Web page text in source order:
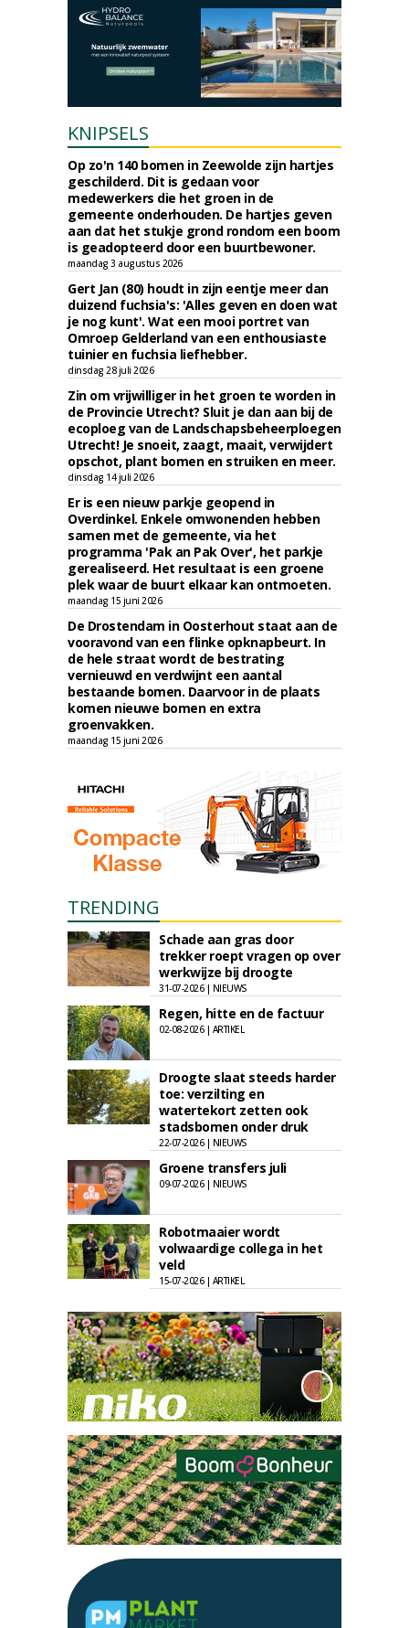
KNIPSELS
Op zo'n 140 bomen in Zeewolde zijn hartjes
geschilderd. Dit is gedaan voor
medewerkers die het groen in de
gemeente onderhouden. De hartjes geven
aan dat het stukje grond rondom een boom
is geadopteerd door een buurtbewoner.
maandag 3 augustus 2026
Gert Jan (80) houdt in zijn eentje meer dan
duizend fuchsia's: 'Alles geven en doen wat
je nog kunt'. Wat een mooi portret van
Omroep Gelderland van een enthousiaste
tuinier en fuchsia liefhebber.
dinsdag 28 juli 2026
Zin om vrijwilliger in het groen te worden in
de Provincie Utrecht? Sluit je dan aan bij de
ecoploeg van de Landschapsbeheerploegen
Utrecht! Je snoeit, zaagt, maait, verwijdert
opschot, plant bomen en struiken en meer.
dinsdag 14 juli 2026
Er is een nieuw parkje geopend in
Overdinkel. Enkele omwonenden hebben
samen met de gemeente, via het
programma 'Pak an Pak Over', het parkje
gerealiseerd. Het resultaat is een groene
plek waar de buurt elkaar kan ontmoeten.
maandag 15 juni 2026
De Drostendam in Oosterhout staat aan de
vooravond van een flinke opknapbeurt. In
de hele straat wordt de bestrating
vernieuwd en verdwijnt een aantal
bestaande bomen. Daarvoor in de plaats
komen nieuwe bomen en extra
groenvakken.
maandag 15 juni 2026
TRENDING
Schade aan gras door
trekker roept vragen op over
werkwijze bij droogte
31-07-2026 | NIEUWS
Regen, hitte en de factuur
02-08-2026 | ARTIKEL
Droogte slaat steeds harder
toe: verzilting en
watertekort zetten ook
stadsbomen onder druk
22-07-2026 | NIEUWS
Groene transfers juli
09-07-2026 | NIEUWS
Robotmaaier wordt
volwaardige collega in het
veld
15-07-2026 | ARTIKEL